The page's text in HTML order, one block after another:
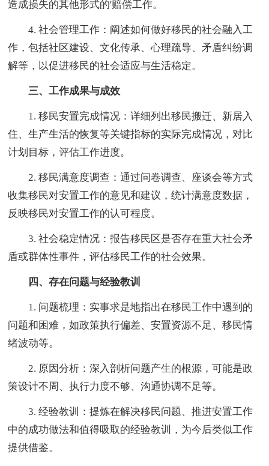
造成损失的其他形式的'赔偿工作。
4. 社会管理工作：阐述如何做好移民的社会融入工
作，包括社区建设、文化传承、心理疏导、矛盾纠纷调
解等，以促进移民的社会适应与生活稳定。
三、工作成果与成效
1. 移民安置完成情况：详细列出移民搬迁、新居入
住、生产生活的恢复等关键指标的实际完成情况，对比
计划目标，评估工作进度。
2. 移民满意度调查：通过问卷调查、座谈会等方式
收集移民对安置工作的意见和建议，统计满意度数据，
反映移民对安置工作的认可程度。
3. 社会稳定情况：报告移民区是否存在重大社会矛
盾或群体性事件，评估移民工作的社会效果。
四、存在问题与经验教训
1. 问题梳理：实事求是地指出在移民工作中遇到的
问题和困难，如政策执行偏差、安置资源不足、移民情
绪波动等。
2. 原因分析：深入剖析问题产生的根源，可能是政
策设计不周、执行力度不够、沟通协调不足等。
3. 经验教训：提炼在解决移民问题、推进安置工作
中的成功做法和值得吸取的经验教训，为今后类似工作
提供借鉴。